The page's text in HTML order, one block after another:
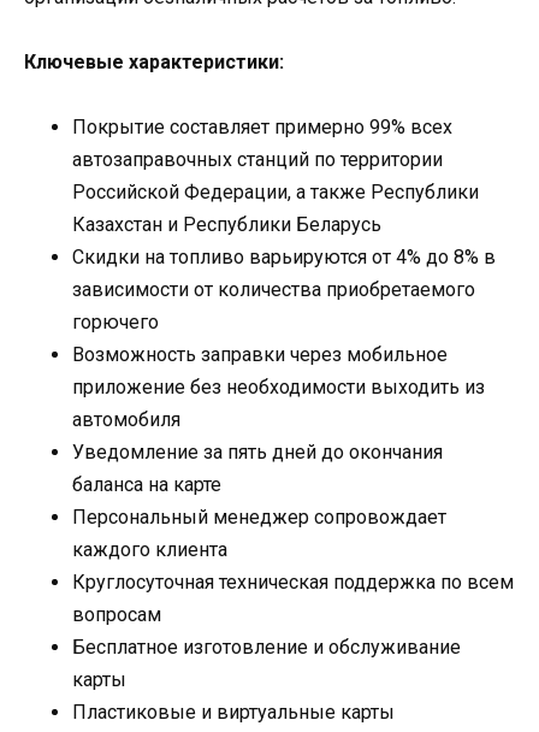
Ключевые характеристики:
Покрытие составляет примерно 99% всех
автозаправочных станций по территории
Российской Федерации, а также Республики
Казахстан и Республики Беларусь
Скидки на топливо варьируются от 4% до 8% в
зависимости от количества приобретаемого
горючего
Возможность заправки через мобильное
приложение без необходимости выходить из
автомобиля
Уведомление за пять дней до окончания
баланса на карте
Персональный менеджер сопровождает
каждого клиента
Круглосуточная техническая поддержка по всем
вопросам
Бесплатное изготовление и обслуживание
карты
Пластиковые и виртуальные карты